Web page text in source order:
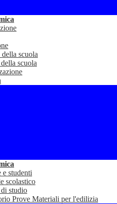
scuola
scuola
e studenti
scolastico
studio
Prove Materiali per l'edilizia